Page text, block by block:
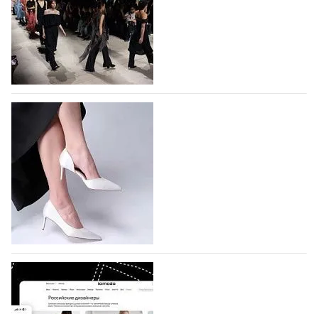
На участие в Московской неделе моды
подано 1047 заявок
На участие в седьмой Московской неделе моды,
которая пройдет в российской столице с 26 сентября
по 1 октября, уже подано 1047 заявок. Примерно
половину из них (494) прислали дизайнеры,
коллекции которых не были представлены в…
07.08.2026 265
BALLINA представит свои новинки на Euro
Shoes